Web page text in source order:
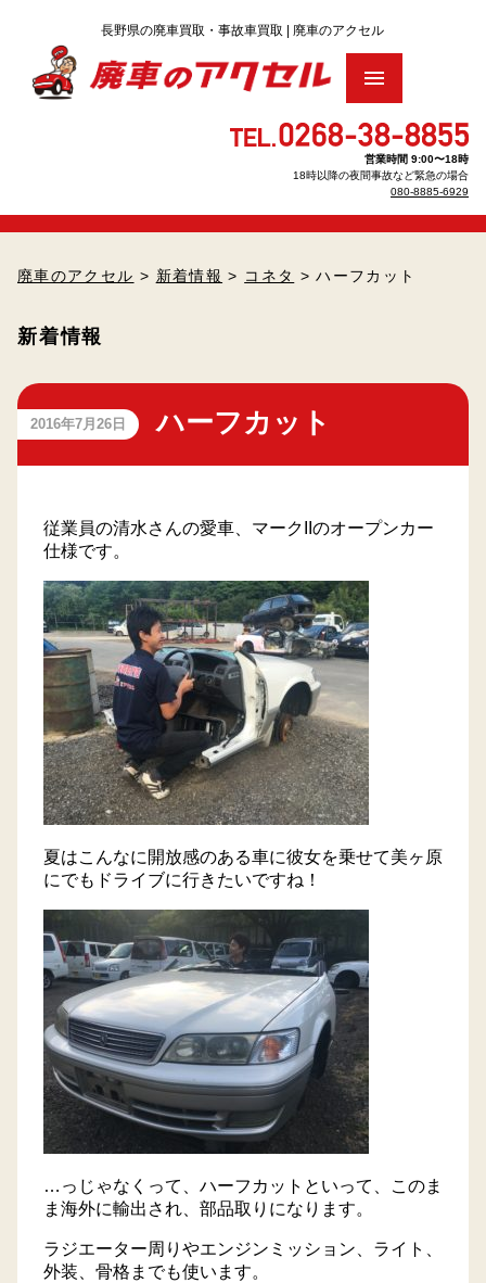
査定のお申し込み
トラック買取
会社概要
プライバシーポリシー
採用情報
サイトマップ
営業時間 9:00〜18時
18時以降の夜間事故など緊急の場合
080-8885-6929
廃車のアクセル > 新着情報 > コネタ > ハーフカット
新着情報
2016年7月26日 ハーフカット
従業員の清水さんの愛車、マークIIのオープンカー
仕様です。
夏はこんなに開放感のある車に彼女を乗せて美ヶ原
にでもドライブに行きたいですね！
…っじゃなくって、ハーフカットといって、このま
ま海外に輸出され、部品取りになります。
ラジエーター周りやエンジンミッション、ライト、
外装、骨格までも使います。